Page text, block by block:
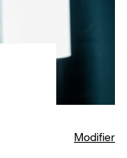
Modifier